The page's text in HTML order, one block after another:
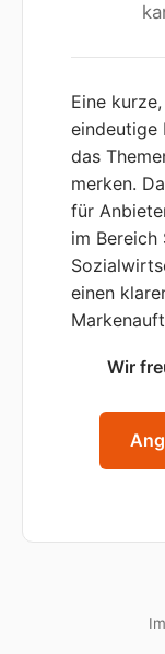
Eine
eindeutige
das
merken.
für
im
einen
Wir